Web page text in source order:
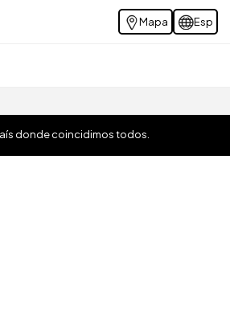
Mapa Esp
donde coincidimos todos.